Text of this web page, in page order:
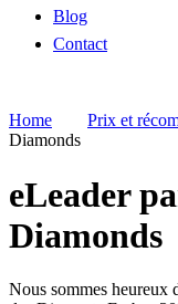
Blog
Contact
Home Prix et
Diamonds
eLeader
Diamonds
Nous sommes heureux